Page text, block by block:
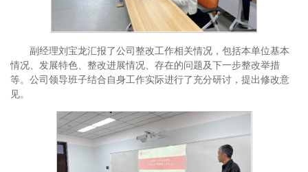
副经理刘宝龙汇报了公司整改工作相关情况，包括本单位基本
情况、发展特色、整改进展情况、存在的问题及下一步整改举措
等。公司领导班子结合自身工作实际进行了充分研讨，提出修改意
见。